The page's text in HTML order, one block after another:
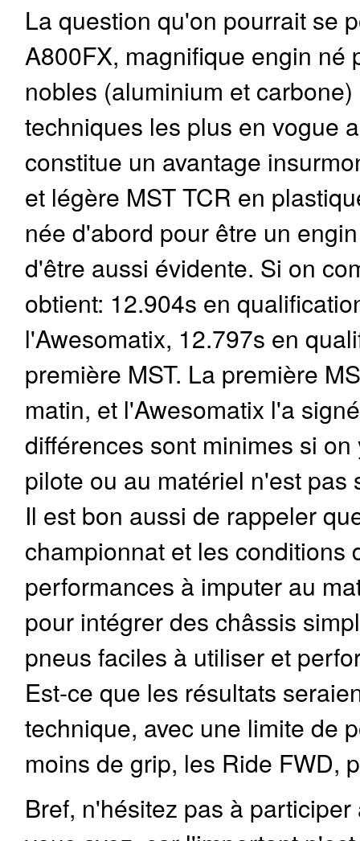
La question qu'on pourrait se
A800FX, magnifique engin né
nobles (aluminium et
techniques les plus en vogue
constitue un avantage
et légère MST TCR en
née d'abord pour être un
d'être aussi évidente. Si on
obtient: 12.904s en
l'Awesomatix, 12.797s en
première MST. La première
matin, et l'Awesomatix l'a
différences sont minimes si
pilote ou au matériel n'est pas
Il est bon aussi de rappeler
championnat et les conditions
performances à imputer au
pour intégrer des châssis
pneus faciles à utiliser et
Est-ce que les résultats
technique, avec une limite de
moins de grip, les Ride FWD,
Bref, n'hésitez pas à